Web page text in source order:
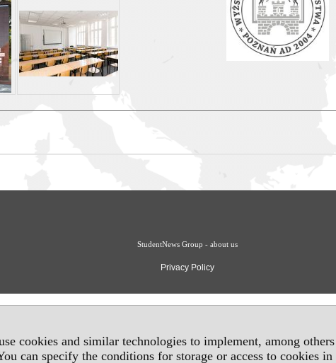
cookies and similar technologies to implement, among
can specify the conditions for storage or access to cookies
StudentNews Group - about us
Privacy Policy